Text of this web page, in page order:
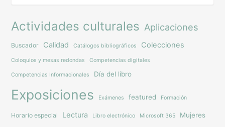
Actividades culturales Aplicaciones
Buscador Calidad Catálogos bibliográficos Colecciones
Coloquios y mesas redondas Competencias digitales
Competencias Informacionales Día del libro
Exposiciones Exámenes featured Formación
Horario especial Lectura Libro electrónico Microsoft 365 Mujeres